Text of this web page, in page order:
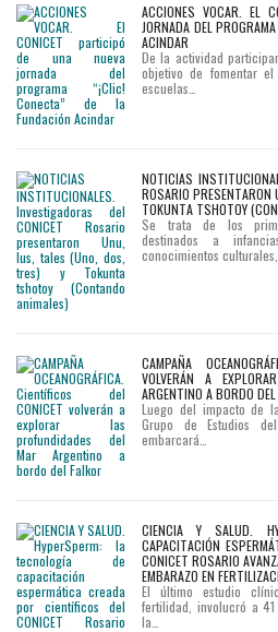
ACCIONES VOCAR. EL
JORNADA DEL
ACINDAR
De la actividad
objetivo de fomentar
escuelas…
NOTICIAS
ROSARIO
TOKUNTA TSHOTOY
Se trata de los
destinados a
conocimientos culturales,
CAMPAÑA
VOLVERÁN A
ARGENTINO A BORDO DEL
Luego del impacto de
Grupo de Estudios
embarcará…
CIENCIA Y SALUD.
CAPACITACIÓN
CONICET ROSARIO
EMBARAZO EN
El último estudio
fertilidad, involucró a
la…